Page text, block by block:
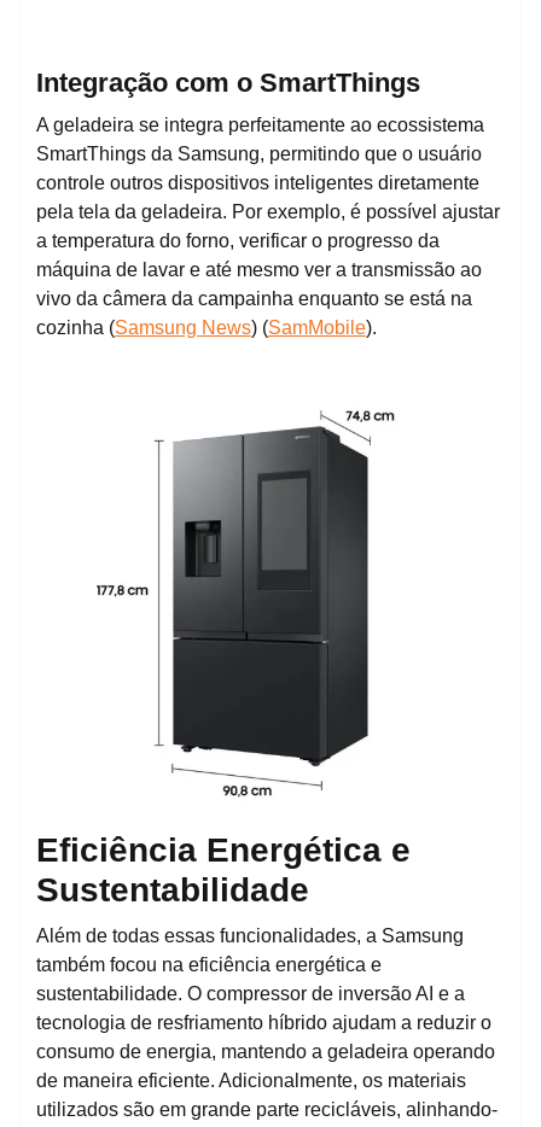
Integração com o SmartThings
A geladeira se integra perfeitamente ao ecossistema
SmartThings da Samsung, permitindo que o usuário
controle outros dispositivos inteligentes diretamente
pela tela da geladeira. Por exemplo, é possível ajustar
a temperatura do forno, verificar o progresso da
máquina de lavar e até mesmo ver a transmissão ao
vivo da câmera da campainha enquanto se está na
cozinha​ (Samsung News)​​ (SamMobile)​.
Eficiência Energética e
Sustentabilidade
Além de todas essas funcionalidades, a Samsung
também focou na eficiência energética e
sustentabilidade. O compressor de inversão AI e a
tecnologia de resfriamento híbrido ajudam a reduzir o
consumo de energia, mantendo a geladeira operando
de maneira eficiente. Adicionalmente, os materiais
utilizados são em grande parte recicláveis, alinhando-